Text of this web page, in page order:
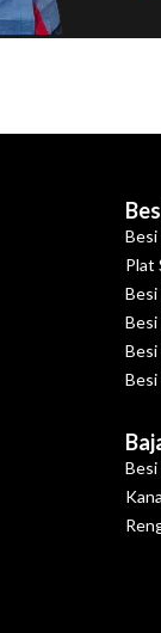
Plat
Besi
Besi
Besi
Besi
Besi